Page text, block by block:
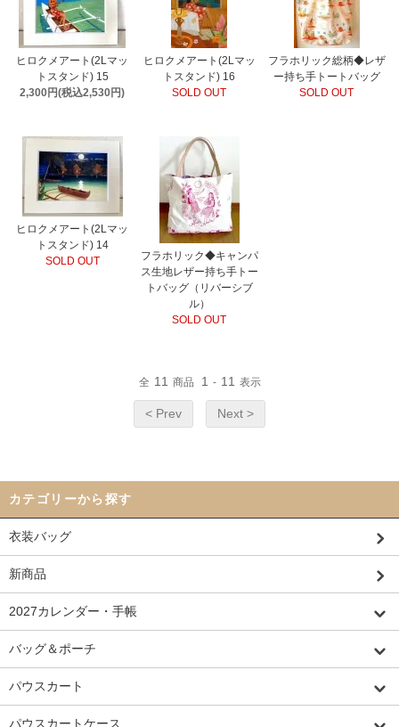
ヒロクメアート(2Lマッ
トスタンド) 15
2,300円(税込2,530円)
ヒロクメアート(2Lマッ
トスタンド) 16
SOLD OUT
フラホリック総柄◆レザ
ー持ち手トートバッグ
SOLD OUT
ヒロクメアート(2Lマッ
トスタンド) 14
SOLD OUT
フラホリック◆キャンパ
ス生地レザー持ち手トー
トバッグ（リバーシブ
ル）
SOLD OUT
全 11 商品 1 - 11 表示
< Prev Next >
カテゴリーから探す
衣装バッグ
新商品
2027カレンダー・手帳
バッグ＆ポーチ
パウスカート
パウスカートケース